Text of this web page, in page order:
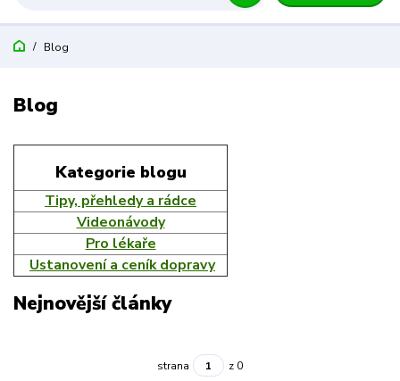
Blog
Blog
Kategorie blogu
Tipy, přehledy a rádce
Videonávody
Pro lékaře
Ustanovení a ceník dopravy
Nejnovější články
strana z 0